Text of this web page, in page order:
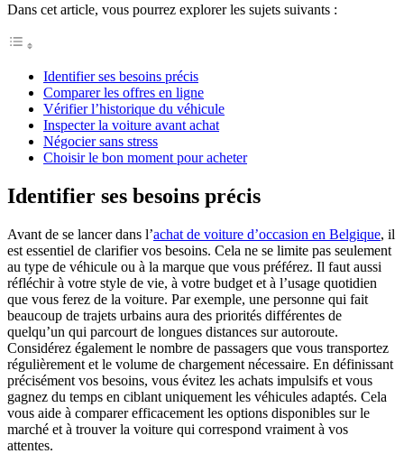
Dans cet article, vous pourrez explorer les sujets suivants :
Identifier ses besoins précis
Comparer les offres en ligne
Vérifier l’historique du véhicule
Inspecter la voiture avant achat
Négocier sans stress
Choisir le bon moment pour acheter
Identifier ses besoins précis
Avant de se lancer dans l’achat de voiture d’occasion en Belgique, il
est essentiel de clarifier vos besoins. Cela ne se limite pas seulement
au type de véhicule ou à la marque que vous préférez. Il faut aussi
réfléchir à votre style de vie, à votre budget et à l’usage quotidien
que vous ferez de la voiture. Par exemple, une personne qui fait
beaucoup de trajets urbains aura des priorités différentes de
quelqu’un qui parcourt de longues distances sur autoroute.
Considérez également le nombre de passagers que vous transportez
régulièrement et le volume de chargement nécessaire. En définissant
précisément vos besoins, vous évitez les achats impulsifs et vous
gagnez du temps en ciblant uniquement les véhicules adaptés. Cela
vous aide à comparer efficacement les options disponibles sur le
marché et à trouver la voiture qui correspond vraiment à vos
attentes.